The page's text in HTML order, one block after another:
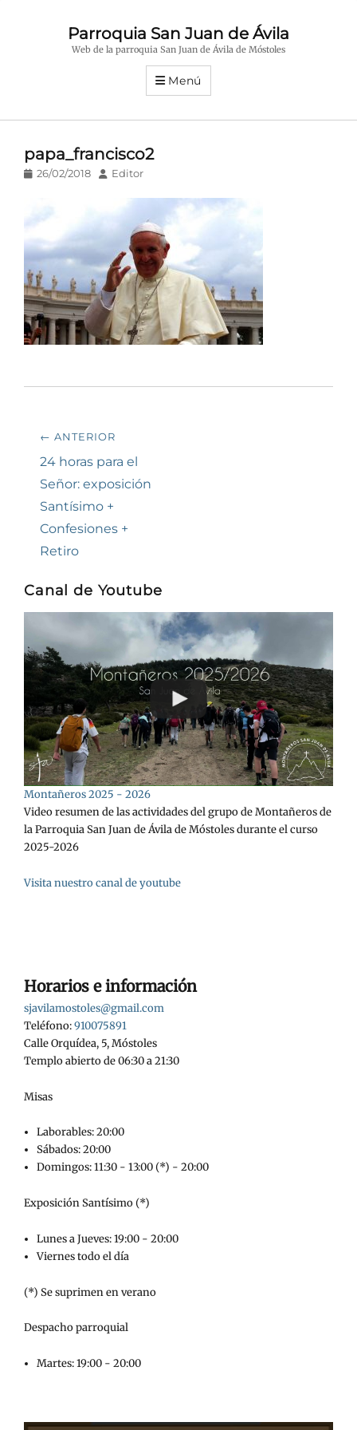
Parroquia San Juan de Ávila
Web de la parroquia San Juan de Ávila de Móstoles
Menú
papa_francisco2
Publicado
26/02/2018 AutorEditor
Navegación
de
entradas
← ANTERIOR
Entrada
anterior:
24 horas para el
Señor: exposición
Santísimo +
Confesiones +
Retiro
Canal de Youtube
Montañeros 2025 - 2026
Video resumen de las actividades del grupo de Montañeros de
la Parroquia San Juan de Ávila de Móstoles durante el curso
2025-2026
Visita nuestro canal de youtube
Horarios e información
sjavilamostoles@gmail.com
Teléfono:910075891
Calle Orquídea, 5, Móstoles
Templo abierto de 06:30 a 21:30
Misas
Laborables: 20:00
Sábados: 20:00
Domingos: 11:30 - 13:00 (*) - 20:00
Exposición Santísimo (*)
Lunes a Jueves: 19:00 - 20:00
Viernes todo el día
(*) Se suprimen en verano
Despacho parroquial
Martes: 19:00 - 20:00